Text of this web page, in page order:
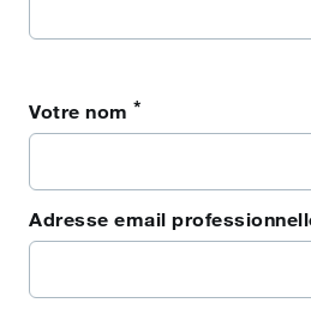
Votre nom *
Adresse email